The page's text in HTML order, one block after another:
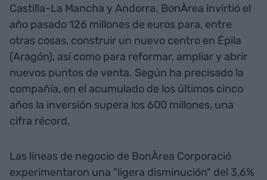
Castilla-La Mancha y Andorra. BonÀrea invirtió el
año pasado 126 millones de euros para, entre
otras cosas, construir un nuevo centro en Épila
(Aragón), así como para reformar, ampliar y abrir
nuevos puntos de venta. Según ha precisado la
compañía, en el acumulado de los últimos cinco
años la inversión supera los 600 millones, una
cifra récord.
Las líneas de negocio de BonÀrea Corporació
experimentaron una "ligera disminución" del 3,6%